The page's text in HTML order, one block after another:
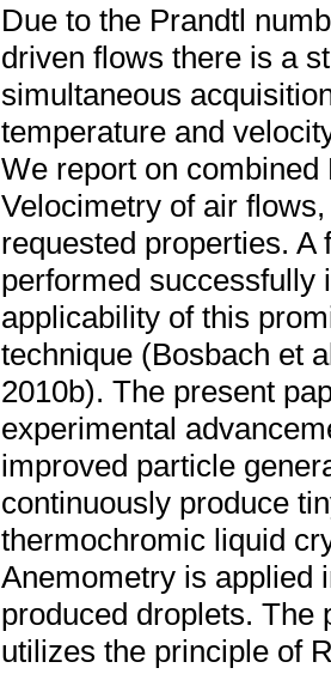
Due to the Prandtl
driven flows there is a
simultaneous
temperature and
We report on
Velocimetry of air
requested properties.
performed successfully
applicability of this
technique (Bosbach et
2010b). The present
experimental
improved particle
continuously produce
thermochromic liquid
Anemometry is applied
produced droplets. The
utilizes the principle of